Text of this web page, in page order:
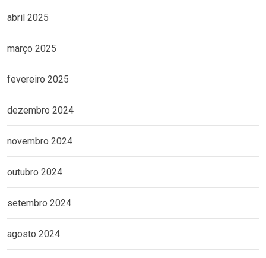
abril 2025
março 2025
fevereiro 2025
dezembro 2024
novembro 2024
outubro 2024
setembro 2024
agosto 2024